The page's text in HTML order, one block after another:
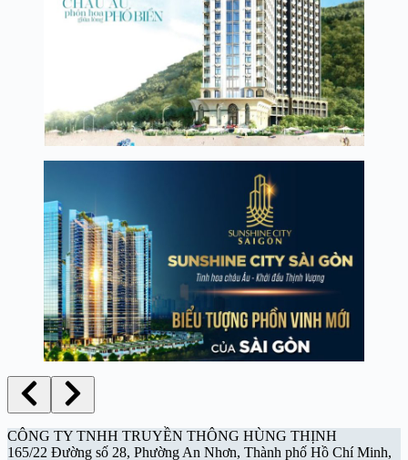
CÔNG TY TNHH TRUYỀN THÔNG HÙNG THỊNH
165/22 Đường số 28, Phường An Nhơn, Thành phố Hồ Chí Minh,